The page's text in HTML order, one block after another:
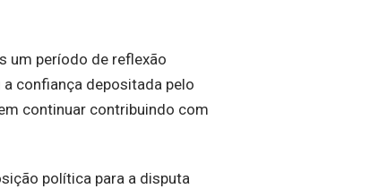
um período de reflexão
confiança depositada pelo
continuar contribuindo com
política para a disputa